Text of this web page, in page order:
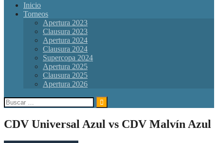
Inicio
Torneos
Apertura 2023
Clausura 2023
Apertura 2024
Clausura 2024
Supercopa 2024
Apertura 2025
Clausura 2025
Apertura 2026
Buscar:
CDV Universal Azul vs CDV Malvín Azul